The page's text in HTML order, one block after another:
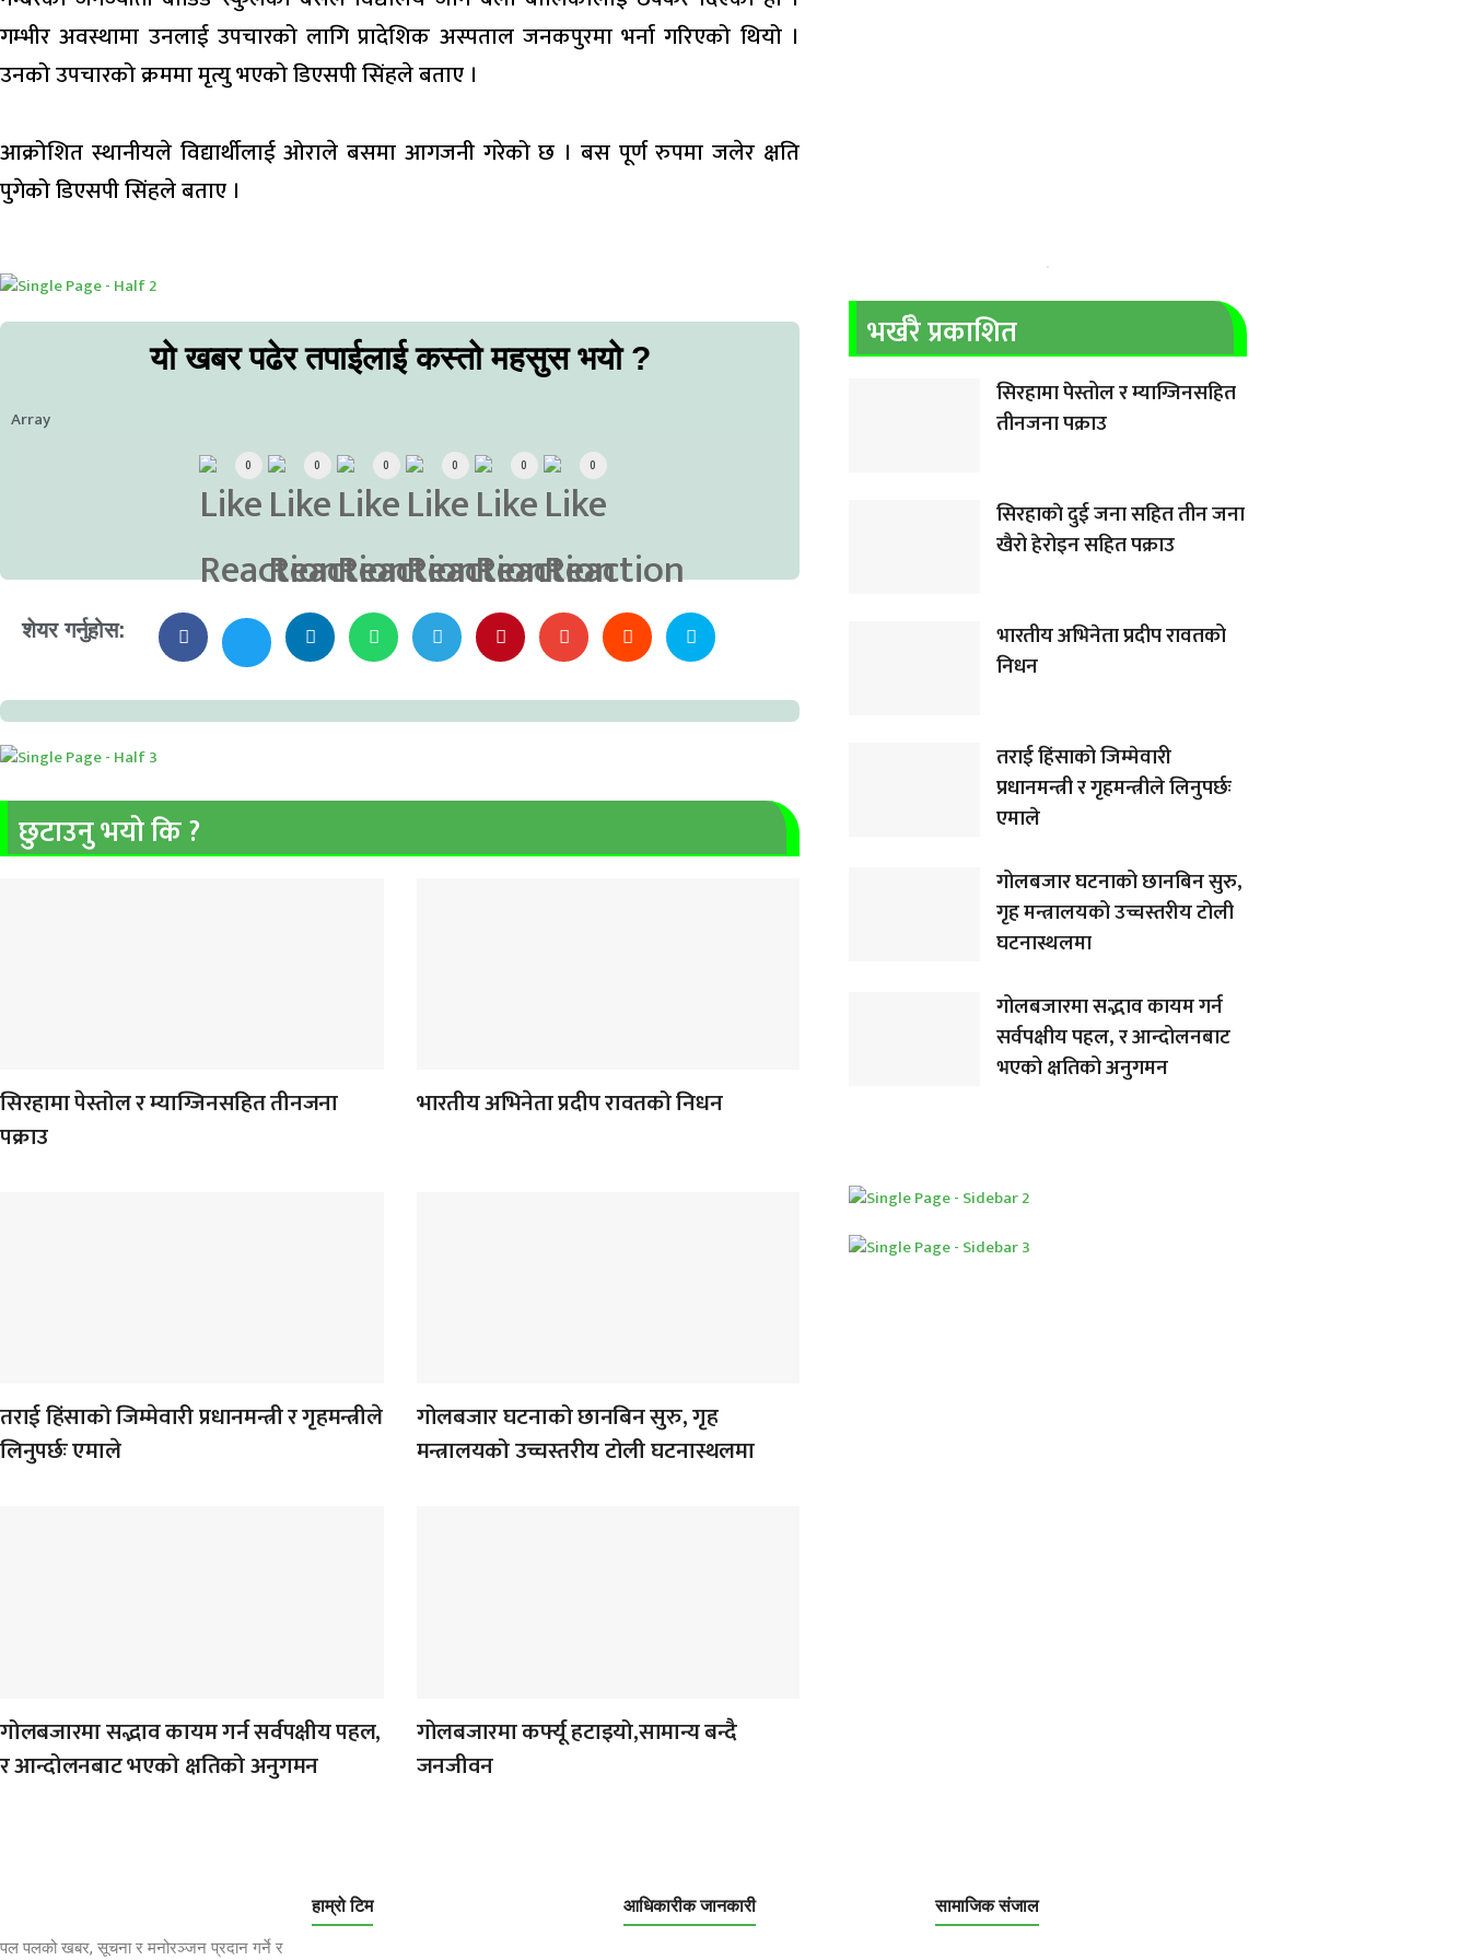
गम्भीर अवस्थामा उनलाई उपचारको लागि प्रादेशिक अस्पताल जनकपुरमा भर्ना गरिएको थियो ।
उनको उपचारको क्रममा मृत्यु भएको डिएसपी सिंहले बताए ।
आक्रोशित स्थानीयले विद्यार्थीलाई ओराले बसमा आगजनी गरेको छ । बस पूर्ण रुपमा जलेर क्षति
पुगेको डिएसपी सिंहले बताए ।
यो खबर पढेर तपाईलाई कस्तो महसुस भयो ?
Array
0 0 0 0 0 0
शेयर गर्नुहोस:
छुटाउनु भयो कि ?
सिरहामा पेस्तोल र म्याग्जिनसहित तीनजना
पक्राउ
भारतीय अभिनेता प्रदीप रावतको निधन
तराई हिंसाको जिम्मेवारी प्रधानमन्त्री र गृहमन्त्रीले
लिनुपर्छः एमाले
गोलबजार घटनाको छानबिन सुरु, गृह
मन्त्रालयको उच्चस्तरीय टोली घटनास्थलमा
गोलबजारमा सद्भाव कायम गर्न सर्वपक्षीय पहल,
र आन्दोलनबाट भएको क्षतिको अनुगमन
गोलबजारमा कर्फ्यू हटाइयो,सामान्य बन्दै
जनजीवन
भर्खरै प्रकाशित
सिरहामा पेस्तोल र म्याग्जिनसहित
तीनजना पक्राउ
सिरहाकाे दुई जना सहित तीन जना
खैरो हेरोइन सहित पक्राउ
भारतीय अभिनेता प्रदीप रावतको
निधन
तराई हिंसाको जिम्मेवारी
प्रधानमन्त्री र गृहमन्त्रीले लिनुपर्छः
एमाले
गोलबजार घटनाको छानबिन सुरु,
गृह मन्त्रालयको उच्चस्तरीय टोली
घटनास्थलमा
गोलबजारमा सद्भाव कायम गर्न
सर्वपक्षीय पहल, र आन्दोलनबाट
भएको क्षतिको अनुगमन
पल पलको खबर, सूचना र मनोरञ्जन प्रदान गर्ने र
हाम्रो टिम आधिकारीक जानकारी सामाजिक संजाल